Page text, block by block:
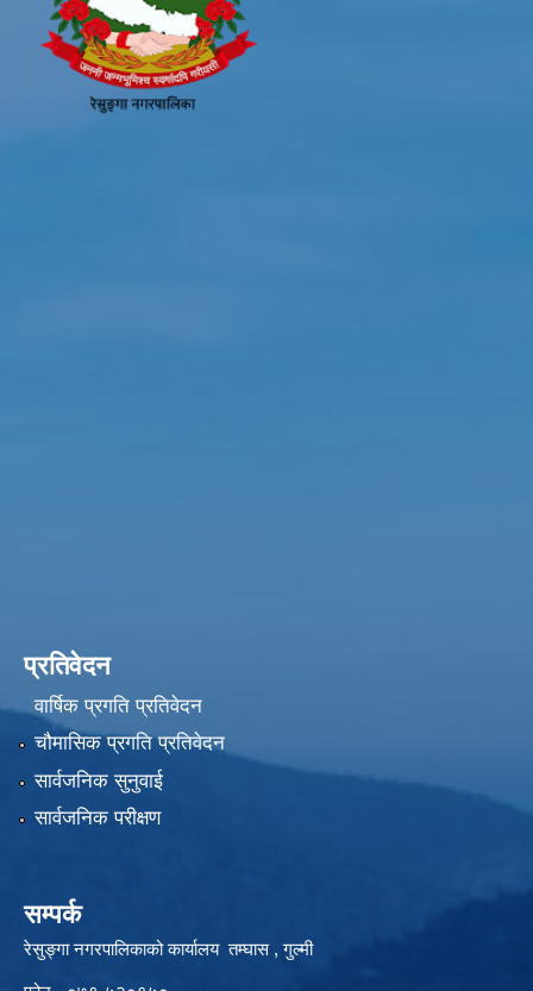
प्रतिवेदन
वार्षिक प्रगति प्रतिवेदन
चौमासिक प्रगति प्रतिवेदन
सार्वजनिक सुनुवाई
सार्वजनिक परीक्षण
सम्पर्क
रेसुङ्गा नगरपालिकाको कार्यालय तम्घास , गुल्मी